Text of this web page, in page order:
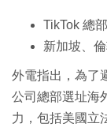
TikTok 總
新加坡、
外電指出，為了
公司總部選址海
力，包括美國立